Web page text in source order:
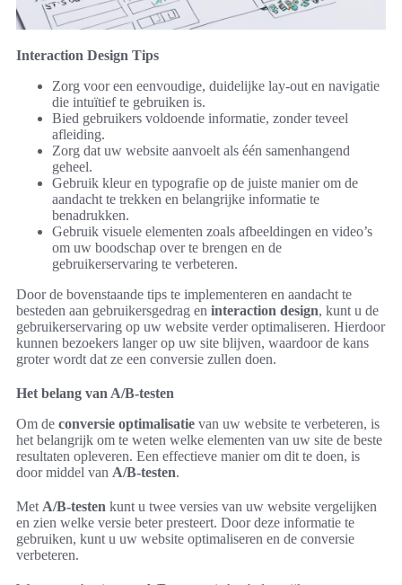
Interaction Design Tips
Zorg voor een eenvoudige, duidelijke lay-out en navigatie
die intuïtief te gebruiken is.
Bied gebruikers voldoende informatie, zonder teveel
afleiding.
Zorg dat uw website aanvoelt als één samenhangend
geheel.
Gebruik kleur en typografie op de juiste manier om de
aandacht te trekken en belangrijke informatie te
benadrukken.
Gebruik visuele elementen zoals afbeeldingen en video’s
om uw boodschap over te brengen en de
gebruikerservaring te verbeteren.
Door de bovenstaande tips te implementeren en aandacht te
besteden aan gebruikersgedrag en interaction design, kunt u de
gebruikerservaring op uw website verder optimaliseren. Hierdoor
kunnen bezoekers langer op uw site blijven, waardoor de kans
groter wordt dat ze een conversie zullen doen.
Het belang van A/B-testen
Om de conversie optimalisatie van uw website te verbeteren, is
het belangrijk om te weten welke elementen van uw site de beste
resultaten opleveren. Een effectieve manier om dit te doen, is
door middel van A/B-testen.
Met A/B-testen kunt u twee versies van uw website vergelijken
en zien welke versie beter presteert. Door deze informatie te
gebruiken, kunt u uw website optimaliseren en de conversie
verbeteren.